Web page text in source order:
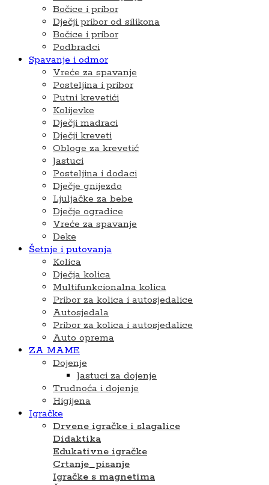
Bočice i pribor
Dječji pribor od silikona
Bočice i pribor
Podbradci
Spavanje i odmor
Vreće za spavanje
Posteljina i pribor
Putni krevetići
Kolijevke
Dječji madraci
Dječji kreveti
Obloge za krevetić
Jastuci
Posteljina i dodaci
Dječje gnijezdo
Ljuljačke za bebe
Dječje ogradice
Vreće za spavanje
Deke
Šetnje i putovanja
Kolica
Dječja kolica
Multifunkcionalna kolica
Pribor za kolica i autosjedalice
Autosjedala
Pribor za kolica i autosjedalice
Auto oprema
ZA MAME
Dojenje
Jastuci za dojenje
Trudnoća i dojenje
Higijena
Igračke
Drvene igračke i slagalice
Didaktika
Edukativne igračke
Crtanje_pisanje
Igračke s magnetima